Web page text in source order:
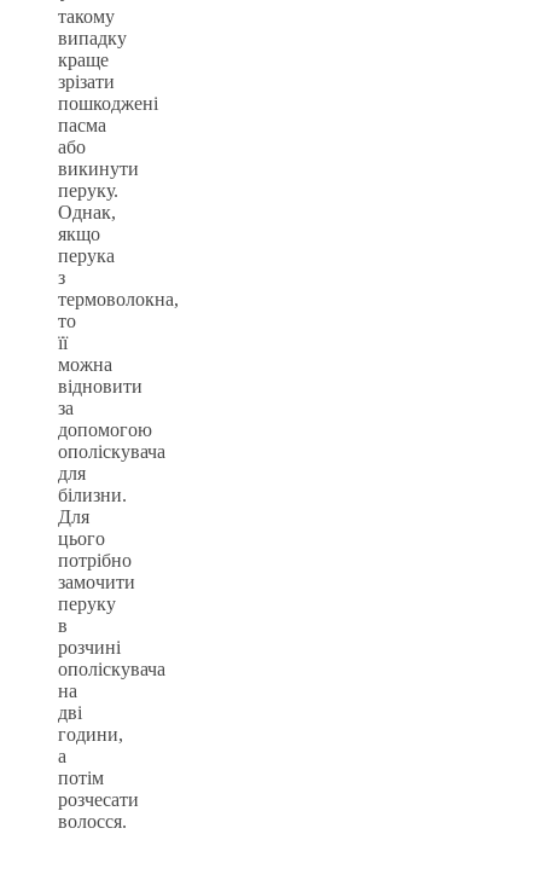
такому
випадку
краще
зрізати
пошкоджені
пасма
або
викинути
перуку.
Однак,
якщо
перука
з
термоволокна,
то
її
можна
відновити
за
допомогою
ополіскувача
для
білизни.
Для
цього
потрібно
замочити
перуку
в
розчині
ополіскувача
на
дві
години,
а
потім
розчесати
волосся.